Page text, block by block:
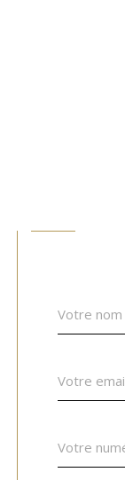
par
*
*
*